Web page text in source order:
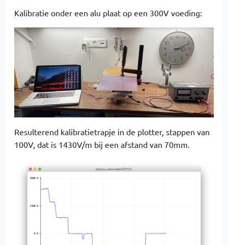
Kalibratie onder een alu plaat op een 300V voeding:
Resulterend kalibratietrapje in de plotter, stappen van
100V, dat is 1430V/m bij een afstand van 70mm.